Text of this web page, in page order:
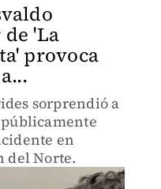
'La
provoca
sorprendió a
en
del Norte.